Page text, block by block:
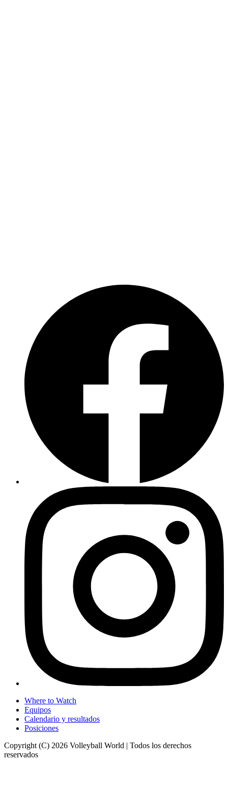
Where to Watch
Equipos
Calendario y resultados
Posiciones
Copyright (C) 2026 Volleyball World | Todos los derechos
reservados